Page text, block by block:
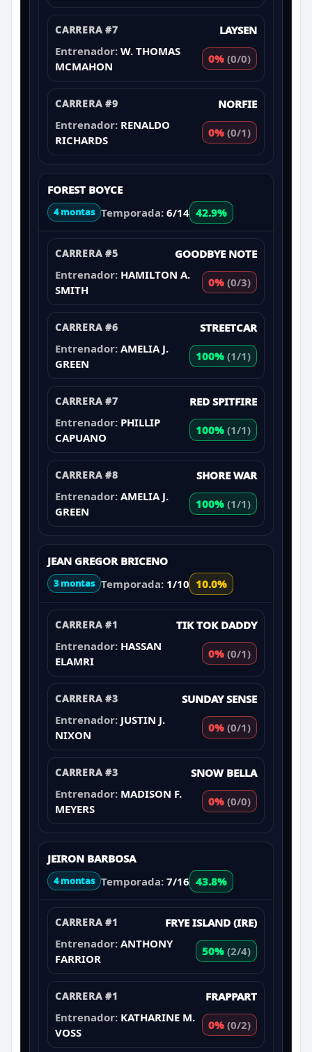
CARRERA #7
LAYSEN
Entrenador: W. THOMAS
MCMAHON
0% (0/0)
CARRERA #9
NORFIE
Entrenador: RENALDO
RICHARDS
0% (0/1)
FOREST BOYCE
4 montas Temporada: 6/14 42.9%
CARRERA #5
GOODBYE NOTE
Entrenador: HAMILTON A.
SMITH
0% (0/3)
CARRERA #6
STREETCAR
Entrenador: AMELIA J.
GREEN
100% (1/1)
CARRERA #7
RED SPITFIRE
Entrenador: PHILLIP
CAPUANO
100% (1/1)
CARRERA #8
SHORE WAR
Entrenador: AMELIA J.
GREEN
100% (1/1)
JEAN GREGOR BRICENO
3 montas Temporada: 1/10 10.0%
CARRERA #1
TIK TOK DADDY
Entrenador: HASSAN
ELAMRI
0% (0/1)
CARRERA #3
SUNDAY SENSE
Entrenador: JUSTIN J.
NIXON
0% (0/1)
CARRERA #3
SNOW BELLA
Entrenador: MADISON F.
MEYERS
0% (0/0)
JEIRON BARBOSA
4 montas Temporada: 7/16 43.8%
CARRERA #1
FRYE ISLAND (IRE)
Entrenador: ANTHONY
FARRIOR
50% (2/4)
CARRERA #1
FRAPPART
Entrenador: KATHARINE M.
VOSS
0% (0/2)